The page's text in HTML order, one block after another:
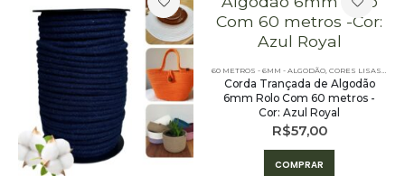
60 METROS - 6MM - ALGODÃO CORES LISAS - 60 METROS - 6MM - ALGODÃO
Corda Trançada de Algodão
6mm Rolo Com 60 metros -
Cor: Azul Royal
R$57,00
COMPRAR